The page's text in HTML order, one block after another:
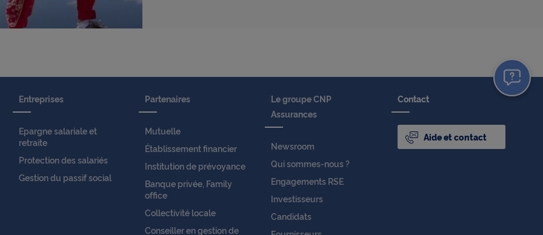
Entreprises
Epargne salariale et
retraite
Protection des salariés
Gestion du passif social
Partenaires
Mutuelle
Établissement financier
Institution de prévoyance
Banque privée, Family
office
Collectivité locale
Conseiller en gestion de
Le groupe CNP
Assurances
Newsroom
Qui sommes-nous ?
Engagements RSE
Investisseurs
Candidats
Contact
Aide et contact